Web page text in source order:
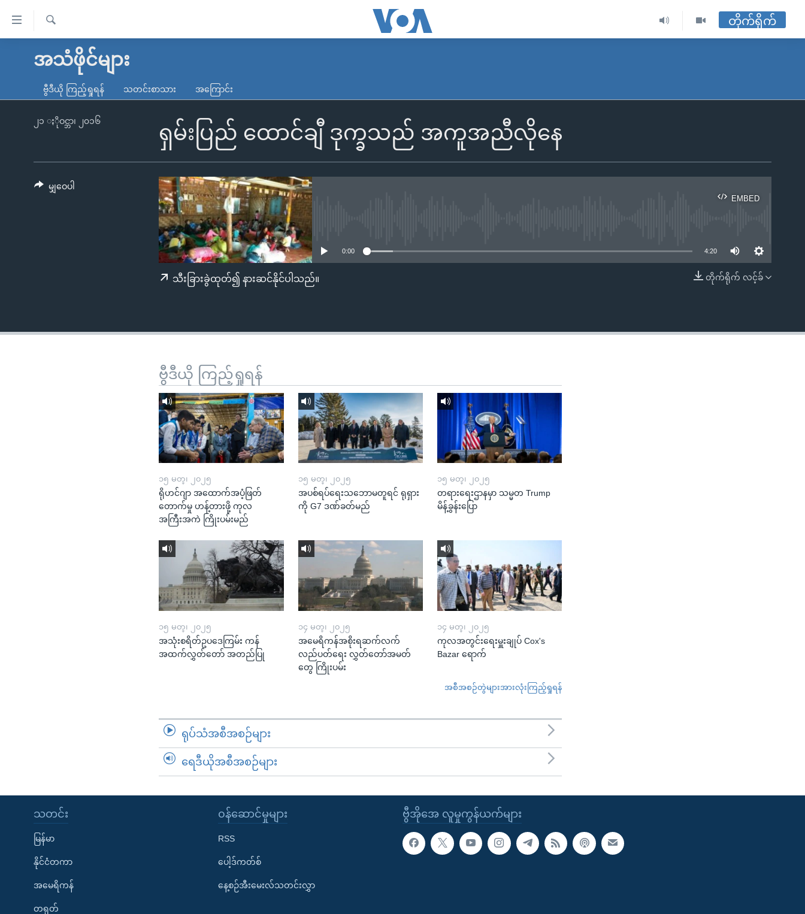
လွယ်ကူ
သည့်
ကျော်
မူလစာမျက်နှာ
ကမ္ဘာ့သတင်းများ
နိုင်ငံတကာ
တရုတ်
အစ္စရေး-ပါလက်စတိုင်း
ရပ်ဝန်းတခု လမ်းတခု အလွန်
အင်္ဂလိပ်စာလေ့လာမယ်
ရ
တိုက်ရိုက်
အသံဖိုင်များ
ဗွီဒီယို ကြည့်ရှုရန် သတင်းစာသား အကြောင်း
ရှမ်းပြည် ထောင်ချီ ဒုက္ခသည် အကူအညီလိုနေ
၂၁ ႏိုဝင္ဘာ၊ ၂၀၁၆
EMBED
EMBED
0:00 4:20
တိုက်ရိုက် လင့်ခ်
သီးခြားခွဲထုတ်၍ နားဆင်နိုင်ပါသည်။
မျှဝေပါ
ဗွီဒီယို ကြည့်ရှုရန်
၁၅ မတ္၊ ၂၀၂၅
ရိုဟင်ဂျာ အထောက်အပံ့ဖြတ်
တောက်မှု ဟန့်တားဖို့ ကုလ
အကြီးအကဲ ကြိုးပမ်းမည်
၁၅ မတ္၊ ၂၀၂၅
အပစ်ရပ်ရေးသဘောမတူရင် ရုရှား
ကို G7 ဒဏ်ခတ်မည်
၁၅ မတ္၊ ၂၀၂၅
တရားရေးဌာနမှာ သမ္မတ Trump
မိန့်ခွန်းပြော
၁၅ မတ္၊ ၂၀၂၅
အသုံးစရိတ်ဥပဒေကြမ်း ကန်
အထက်လွှတ်တော် အတည်ပြု
၁၄ မတ္၊ ၂၀၂၅
အမေရိကန်အစိုးရဆက်လက်
လည်ပတ်ရေး လွှတ်တော်အမတ်
တွေ ကြိုးပမ်း
၁၄ မတ္၊ ၂၀၂၅
ကုလအတွင်းရေးမှူးချုပ် Cox's
Bazar ရောက်
အစီအစဉ်တွဲများအားလုံးကြည့်ရှုရန်
ရုပ်သံအစီအစဉ်များ
ရေဒီယိုအစီအစဉ်များ
ဗွီအိုအေ လူမှုကွန်ယက်များ
သတင်း
မြန်မာ
နိုင်ငံတကာ
အမေရိကန်
တရုတ်
၀န်ဆောင်မှုများ
RSS
ပေါ့ဒ်ကတ်စ်
နေ့စဉ်အီးမေးလ်သတင်းလွှာ